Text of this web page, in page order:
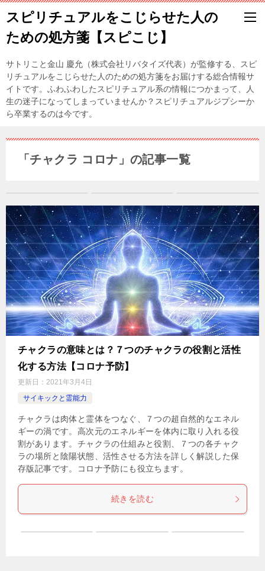
スピリチュアルをこじらせた人の
ための処方箋【スピこじ】
サトリこと金山 慶允（株式会社リバタイズ代表）が監修する、スピ
リチュアルをこじらせた人のための処方箋をお届けする総合情報サ
イトです。ふわふわしたスピリチュアル系の情報につかまって、人
生の迷子になってしまっていませんか？スピリチュアルジプシーか
ら卒業するのは今です。
「チャクラ コロナ」の記事一覧
チャクラの意味とは？７つのチャクラの役割と活性
化する方法【コロナ予防】
更新日： 2021年3月4日
サイキックと霊能力
チャクラは肉体と霊体をつなぐ、７つの超自然的なエネル
ギーの渦です。高次元のエネルギーを体内に取り入れる役
割があります。チャクラの仕組みと役割、７つの各チャク
ラの場所と陰陽状態、活性させる方法を詳しく解説した保
存版記事です。コロナ予防にも役立ちます。
続きを読む